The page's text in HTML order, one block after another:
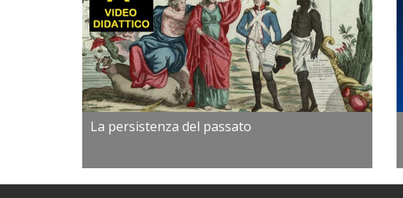
La persistenza del passato